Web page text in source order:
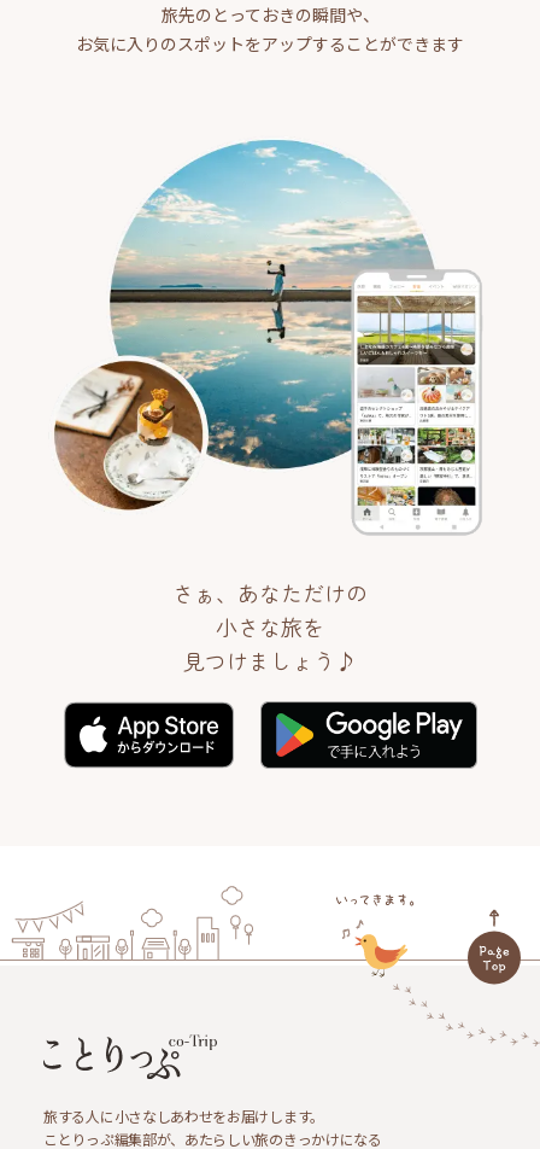
旅先のとっておきの瞬間や、
お気に入りのスポットをアップすることができます
さぁ、あなただけの
小さな旅を
見つけましょう♪
旅する人に小さなしあわせをお届けします。
ことりっぷ編集部が、あたらしい旅のきっかけになる